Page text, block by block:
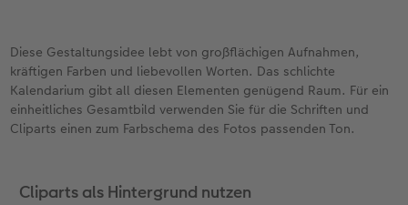
Diese Gestaltungsidee lebt von großflächigen Aufnahmen,
kräftigen Farben und liebevollen Worten. Das schlichte
Kalendarium gibt all diesen Elementen genügend Raum. Für ein
einheitliches Gesamtbild verwenden Sie für die Schriften und
Cliparts einen zum Farbschema des Fotos passenden Ton.
Cliparts als Hintergrund nutzen